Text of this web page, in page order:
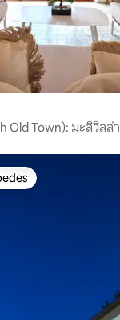
Old Town): มะลิวิลล่า